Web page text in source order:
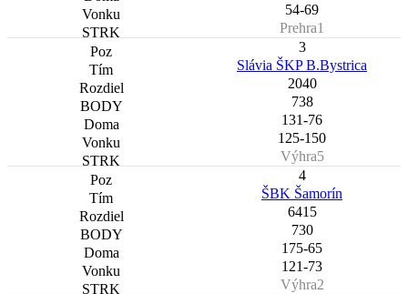
54-69
Prehra1
3
Slávia ŠKP B.Bystrica
2040
738
131-76
125-150
Výhra5
4
ŠBK Šamorín
6415
730
175-65
121-73
Výhra2